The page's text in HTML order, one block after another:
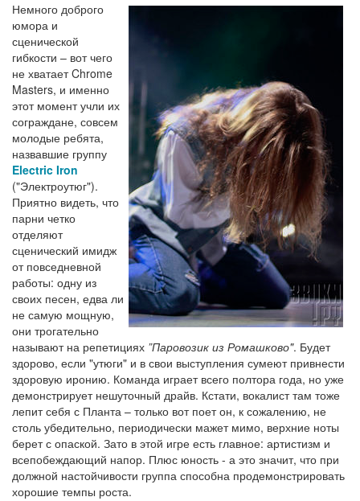
Немного доброго
юмора и
сценической
гибкости – вот чего
не хватает Chrome
Masters, и именно
этот момент учли их
сограждане, совсем
молодые ребята,
назвавшие группу
Electric Iron
("Электроутюг").
Приятно видеть, что
парни четко
отделяют
сценический имидж
от повседневной
работы: одну из
своих песен, едва ли
не самую мощную,
они трогательно
называют на репетициях ”Паровозик из Ромашково". Будет
здорово, если "утюги" и в свои выступления сумеют привнести
здоровую иронию. Команда играет всего полтора года, но уже
демонстрирует нешуточный драйв. Кстати, вокалист там тоже
лепит себя с Планта – только вот поет он, к сожалению, не
столь убедительно, периодически мажет мимо, верхние ноты
берет с опаской. Зато в этой игре есть главное: артистизм и
всепобеждающий напор. Плюс юность - а это значит, что при
должной настойчивости группа способна продемонстрировать
хорошие темпы роста.